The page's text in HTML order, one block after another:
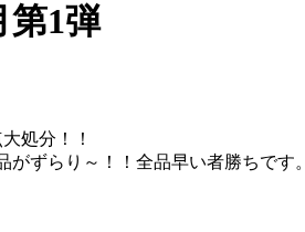
第1弾
処分！！
がずらり～！！全品早い者勝ちです。